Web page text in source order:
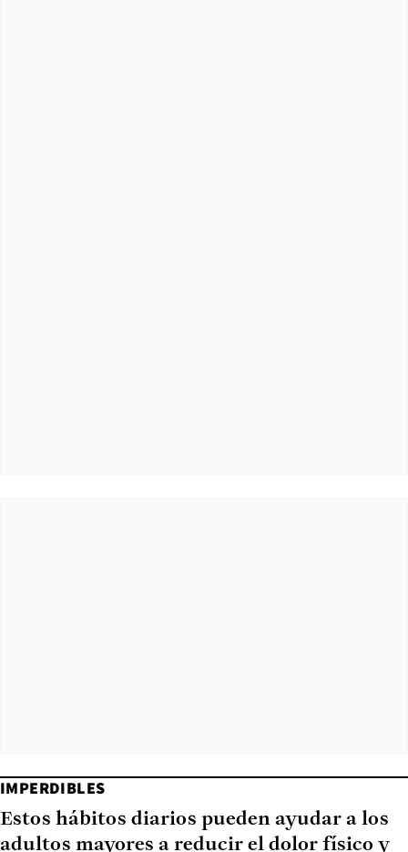
IMPERDIBLES
Estos hábitos diarios pueden ayudar a los
adultos mayores a reducir el dolor físico y